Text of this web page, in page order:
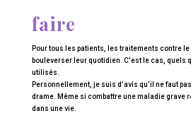
faire
Pour tous les patients, les traitements contre
bouleverser leur quotidien. C’est le cas, quels
utilisés.
Personnellement, je suis d’avis qu’il ne faut
drame. Même si combattre une maladie grave
dans une vie.